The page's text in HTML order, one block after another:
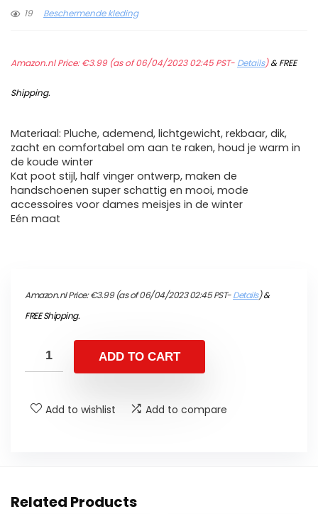
19
Beschermende kleding
Amazon.nl Price:€3.99(as of 06/04/2023 02:45 PST- Details)&FREE
Shipping.
Materiaal: Pluche, ademend, lichtgewicht, rekbaar, dik,
zacht en comfortabel om aan te raken, houd je warm in
de koude winter
Kat poot stijl, half vinger ontwerp, maken de
handschoenen super schattig en mooi, mode
accessoires voor dames meisjes in de winter
Eén maat
Amazon.nl Price:€3.99(as of 06/04/2023 02:45 PST-Details)&
FREE Shipping.
ADD TO CART
Add to wishlist Add to compare
Related Products